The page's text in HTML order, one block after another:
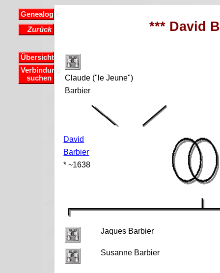
Genealogie
Zurück
Übersicht
Verbindung
suchen
*** David
Claude ("le Jeune")
Barbier
David
Barbier
* ~1638
Jaques Barbier
Susanne Barbier